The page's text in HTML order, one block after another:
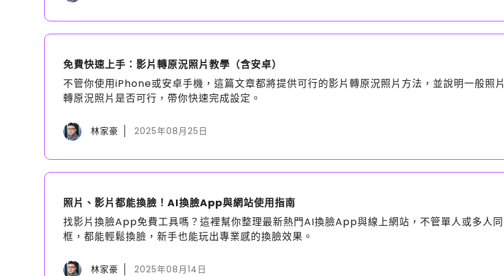
免費快速上手：影片轉原況照片教學（含安卓）
不管你使用iPhone或安卓手機，這篇文章都將提供可行的影片轉原況照片方法，並說明一般照片
轉原況照片是否可行，帶你快速完成設定。
林家豪 2025年08月25日
照片、影片都能換臉！AI換臉App與網站使用指南
找影片換臉App免費工具嗎？這裡幫你整理最新熱門AI換臉App與線上網站，不管單人或多人同
框，都能輕鬆換臉，新手也能玩出專業感的換臉效果。
林家豪 2025年08月14日